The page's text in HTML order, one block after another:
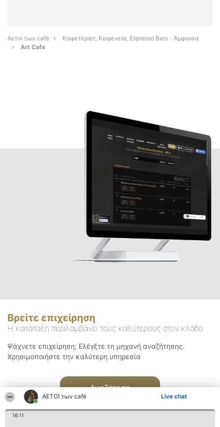
ΑΕΤΟΊ των café Live chat
16:11
Αετοί των café
Καφετέριες, Καφενεία, Espresso Bars - Άμφισσα
Art Cafe
Βρείτε επιχείρηση
Η κατάταξη περιλαμβάνει τους καλύτερους στον κλάδο
Ψάχνετε επιχείρηση; Ελέγξτε τη μηχανή αναζήτησης.
Χρησιμοποιήστε την καλύτερη υπηρεσία
Αναζήτηση